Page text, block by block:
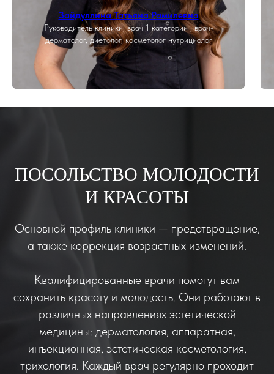
Зайдуллина Татьяна Рамилевна
Руководитель клиники, врач 1 категории , врач-
дерматолог, диетолог, косметолог нутрициолог
ПОСОЛЬСТВО МОЛОДОСТИ
И КРАСОТЫ
Основной профиль клиники — предотвращение,
а также коррекция возрастных изменений.
Квалифицированные врачи помогут вам
сохранить красоту и молодость. Они работают в
различных направлениях эстетической
медицины: дерматология, аппаратная,
инъекционная, эстетическая косметология,
трихология. Каждый врач регулярно проходит